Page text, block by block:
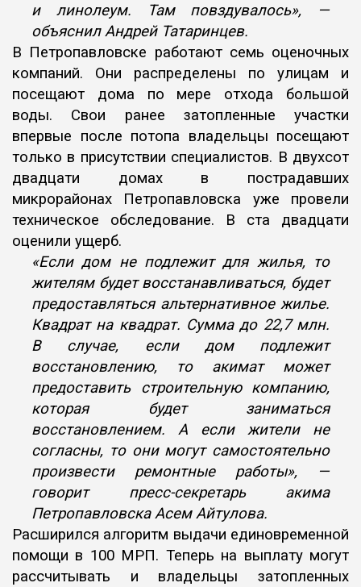
и линолеум. Там повздувалось», —
объяснил Андрей Татаринцев.
В Петропавловске работают семь оценочных
компаний. Они распределены по улицам и
посещают дома по мере отхода большой
воды. Свои ранее затопленные участки
впервые после потопа владельцы посещают
только в присутствии специалистов. В двухсот
двадцати домах в пострадавших
микрорайонах Петропавловска уже провели
техническое обследование. В ста двадцати
оценили ущерб.
«Если дом не подлежит для жилья, то
жителям будет восстанавливаться, будет
предоставляться альтернативное жилье.
Квадрат на квадрат. Сумма до 22,7 млн.
В случае, если дом подлежит
восстановлению, то акимат может
предоставить строительную компанию,
которая будет заниматься
восстановлением. А если жители не
согласны, то они могут самостоятельно
произвести ремонтные работы», —
говорит пресс-секретарь акима
Петропавловска Асем Айтулова.
Расширился алгоритм выдачи единовременной
помощи в 100 МРП. Теперь на выплату могут
рассчитывать и владельцы затопленных